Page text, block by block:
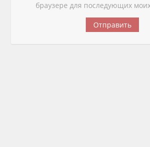
браузере для последующих